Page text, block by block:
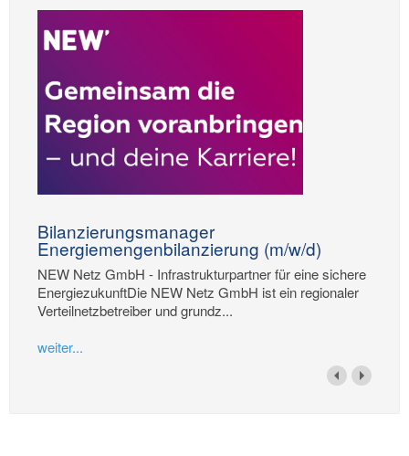
Bilanzierungsmanager
Energiemengenbilanzierung (m/w/d)
NEW Netz GmbH - Infrastrukturpartner für eine sichere
EnergiezukunftDie NEW Netz GmbH ist ein regionaler
Verteilnetzbetreiber und grundz...
weiter...